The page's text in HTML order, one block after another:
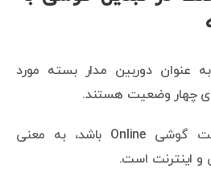
عنوان دوربین مدار بسته مورد
چهار وضعیت هستند.
اگر وضعیت گوشی Online باشد، به معنی
و اینترنت است.